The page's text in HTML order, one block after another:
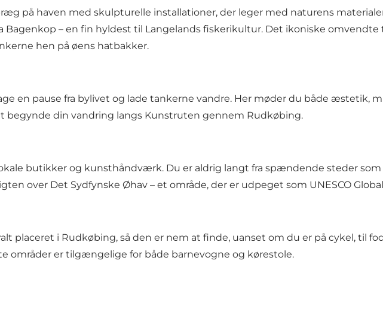
på haven med skulpturelle installationer, der leger med naturens
Bagenkop – en fin hyldest til Langelands fiskerikultur. Det ikoniske
hen på øens hatbakker.
en pause fra bylivet og lade tankerne vandre. Her møder du både æstetik,
begynde din vandring langs Kunstruten gennem Rudkøbing.
butikker og kunsthåndværk. Du er aldrig langt fra spændende steder
over Det Sydfynske Øhav – et område, der er udpeget som UNESCO
placeret i Rudkøbing, så den er nem at finde, uanset om du er på cykel, til
områder er tilgængelige for både barnevogne og kørestole.